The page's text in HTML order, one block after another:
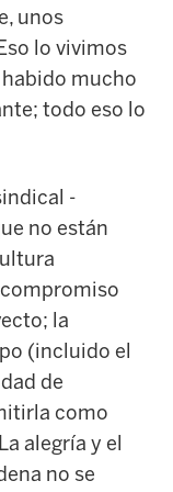
unos
lo vivimos
mucho
todo eso lo
-
no están
la
(incluido el
de
como
alegría y el
no se